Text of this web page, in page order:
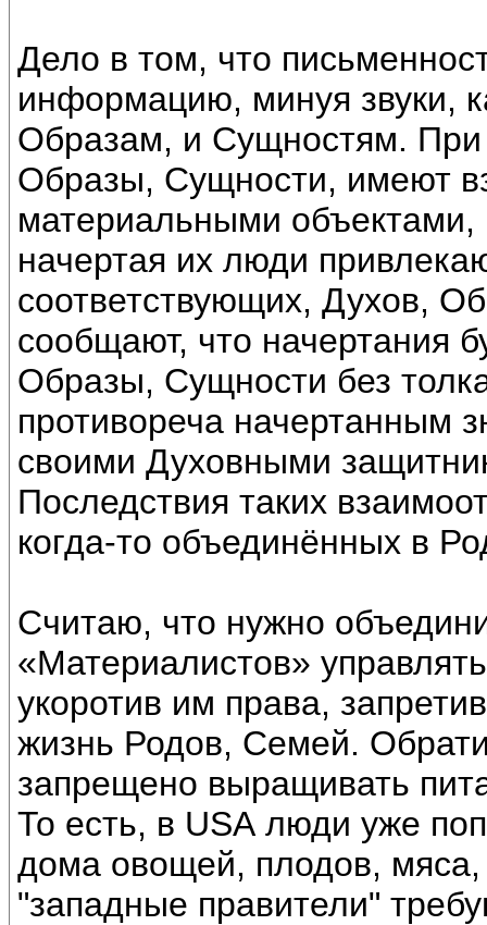
Дело в том, что
информацию, минуя звуки,
Образам, и Сущностям. При
Образы, Сущности, имеют
материальными
начертая их люди
соответствующих, Духов,
сообщают, что начертания
Образы, Сущности без
противореча начертанным
своими Духовными
Последствия таких
когда-то объединённых в
Считаю, что нужно
«Материалистов»
укоротив им права,
жизнь Родов, Семей.
запрещено выращивать
То есть, в USА люди уже
дома овощей, плодов,
"западные правители"